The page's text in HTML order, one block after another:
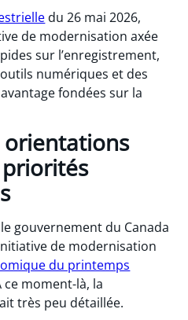
du 26 mai 2026,
de modernisation axée
sur l’enregistrement,
numériques et des
fondées sur la
orientations
gouvernement du Canada
de modernisation
du printemps
ce moment-là, la
très peu détaillée.